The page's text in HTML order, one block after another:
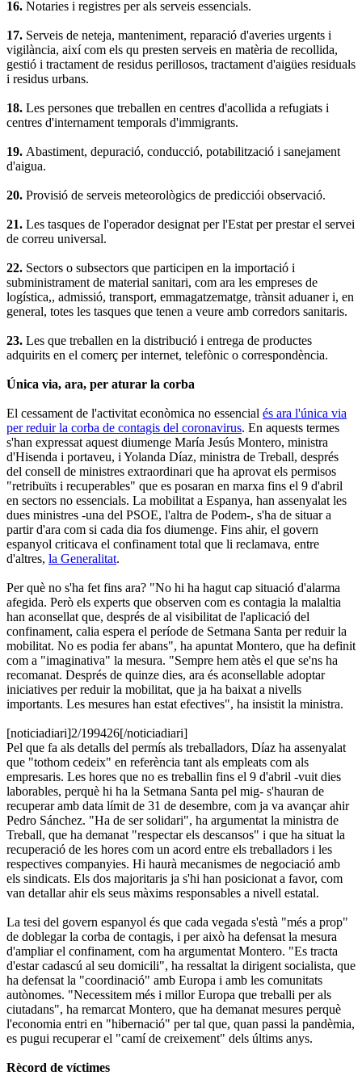
16. Notaries i registres per als serveis essencials.
17. Serveis de neteja, manteniment, reparació d'averies urgents i
vigilància, així com els qu presten serveis en matèria de recollida,
gestió i tractament de residus perillosos, tractament d'aigües residuals
i residus urbans.
18. Les persones que treballen en centres d'acollida a refugiats i
centres d'internament temporals d'immigrants.
19. Abastiment, depuració, conducció, potabilització i sanejament
d'aigua.
20. Provisió de serveis meteorològics de predicciói observació.
21. Les tasques de l'operador designat per l'Estat per prestar el servei
de correu universal.
22. Sectors o subsectors que participen en la importació i
subministrament de material sanitari, com ara les empreses de
logística,, admissió, transport, emmagatzematge, trànsit aduaner i, en
general, totes les tasques que tenen a veure amb corredors sanitaris.
23. Les que treballen en la distribució i entrega de productes
adquirits en el comerç per internet, telefònic o correspondència.
Única via, ara, per aturar la corba
El cessament de l'activitat econòmica no essencial és ara l'única via
per reduir la corba de contagis del coronavirus. En aquests termes
s'han expressat aquest diumenge María Jesús Montero, ministra
d'Hisenda i portaveu, i Yolanda Díaz, ministra de Treball, després
del consell de ministres extraordinari que ha aprovat els permisos
"retribuïts i recuperables" que es posaran en marxa fins el 9 d'abril
en sectors no essencials. La mobilitat a Espanya, han assenyalat les
dues ministres -una del PSOE, l'altra de Podem-, s'ha de situar a
partir d'ara com si cada dia fos diumenge. Fins ahir, el govern
espanyol criticava el confinament total que li reclamava, entre
d'altres, la Generalitat.
Per què no s'ha fet fins ara? "No hi ha hagut cap situació d'alarma
afegida. Però els experts que observen com es contagia la malaltia
han aconsellat que, després de al visibilitat de l'aplicació del
confinament, calia espera el període de Setmana Santa per reduir la
mobilitat. No es podia fer abans", ha apuntat Montero, que ha definit
com a "imaginativa" la mesura. "Sempre hem atès el que se'ns ha
recomanat. Després de quinze dies, ara és aconsellable adoptar
iniciatives per reduir la mobilitat, que ja ha baixat a nivells
importants. Les mesures han estat efectives", ha insistit la ministra.
[noticiadiari]2/199426[/noticiadiari]
Pel que fa als detalls del permís als treballadors, Díaz ha assenyalat
que "tothom cedeix" en referència tant als empleats com als
empresaris. Les hores que no es treballin fins el 9 d'abril -vuit dies
laborables, perquè hi ha la Setmana Santa pel mig- s'hauran de
recuperar amb data límit de 31 de desembre, com ja va avançar ahir
Pedro Sánchez. "Ha de ser solidari", ha argumentat la ministra de
Treball, que ha demanat "respectar els descansos" i que ha situat la
recuperació de les hores com un acord entre els treballadors i les
respectives companyies. Hi haurà mecanismes de negociació amb
els sindicats. Els dos majoritaris ja s'hi han posicionat a favor, com
van detallar ahir els seus màxims responsables a nivell estatal.
La tesi del govern espanyol és que cada vegada s'està "més a prop"
de doblegar la corba de contagis, i per això ha defensat la mesura
d'ampliar el confinament, com ha argumentat Montero. "Es tracta
d'estar cadascú al seu domicili", ha ressaltat la dirigent socialista, que
ha defensat la "coordinació" amb Europa i amb les comunitats
autònomes. "Necessitem més i millor Europa que treballi per als
ciutadans", ha remarcat Montero, que ha demanat mesures perquè
l'economia entri en "hibernació" per tal que, quan passi la pandèmia,
es pugui recuperar el "camí de creixement" dels últims anys.
Rècord de víctimes